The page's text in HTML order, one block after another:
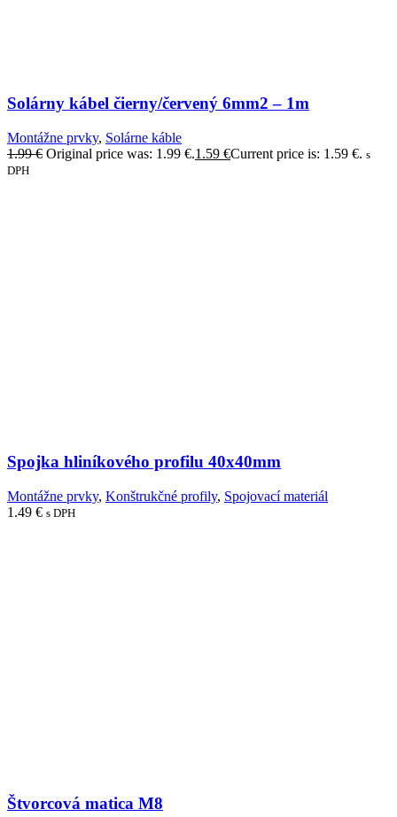
Solárny kábel čierny/červený 6mm2 – 1m
Montážne prvky, Solárne káble
1.99€ Original price was: 1.99 €.1.59 €Current price is: 1.59 €. s
DPH
Spojka hliníkového profilu 40x40mm
Montážne prvky, Konštrukčné profily, Spojovací materiál
1.49 € s DPH
Štvorcová matica M8